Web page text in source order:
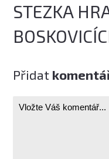
STEZKA
Přidat